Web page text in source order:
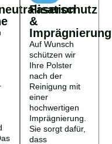
Faserschutz
&
Imprägnierung
Auf Wunsch
schützen wir
Ihre Polster
nach der
Reinigung mit
einer
hochwertigen
Imprägnierung.
Sie sorgt dafür,
dass